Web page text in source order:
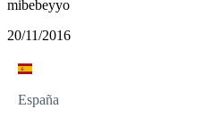
mibebeyyo
20/11/2016
España